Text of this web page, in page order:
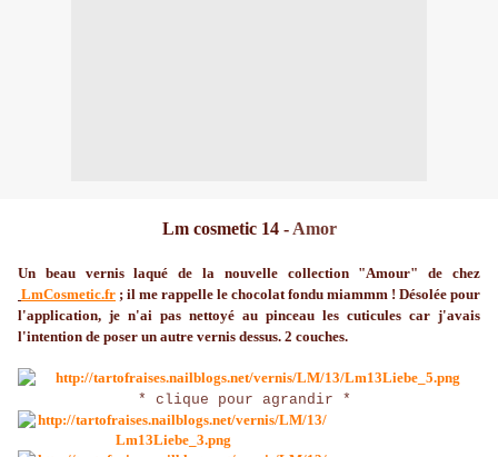
Lm cosmetic 14 - Amor
Un beau vernis laqué de la nouvelle collection "Amour" de chez
LmCosmetic.fr ; il me rappelle le chocolat fondu miammm ! Désolée pour
l'application, je n'ai pas nettoyé au pinceau les cuticules car j'avais
l'intention de poser un autre vernis dessus. 2 couches.
* clique pour agrandir *